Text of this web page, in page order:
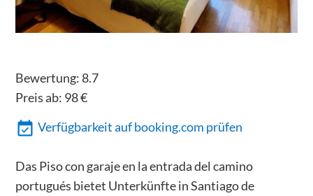
Bewertung: 8.7
Preis ab: 98€
Verfügbarkeit auf booking.com prüfen
Das Piso con garaje en la entrada del camino
portugués bietet Unterkünfte in Santiago de